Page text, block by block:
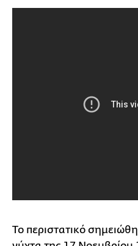
Το περιστατικό